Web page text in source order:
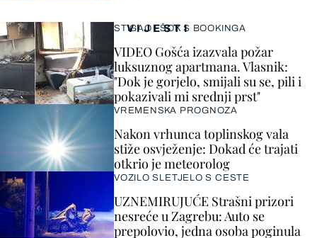
VIJESTI
STIGAO I ŠOK S BOOKINGA
VIDEO Gošća izazvala požar
luksuznog apartmana. Vlasnik:
"Dok je gorjelo, smijali su se, pili i
pokazivali mi srednji prst"
VREMENSKA PROGNOZA
Nakon vrhunca toplinskog vala
stiže osvježenje: Dokad će trajati
otkrio je meteorolog
VOZILO SLETJELO S CESTE
UZNEMIRUJUĆE Strašni prizori
nesreće u Zagrebu: Auto se
prepolovio, jedna osoba poginula